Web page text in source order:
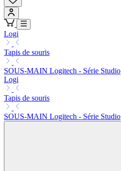
Logi
Tapis de souris
SOUS-MAIN Logitech - Série Studio
Logi
Tapis de souris
SOUS-MAIN Logitech - Série Studio